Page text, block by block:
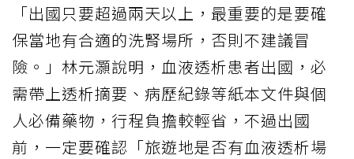
「出國只要超過兩天以上，最重要的是要確
保當地有合適的洗腎場所，否則不建議冒
險。」林元灝說明，血液透析患者出國，必
需帶上透析摘要、病歷紀錄等紙本文件與個
人必備藥物，行程負擔較輕省，不過出國
前，一定要確認「旅遊地是否有血液透析場